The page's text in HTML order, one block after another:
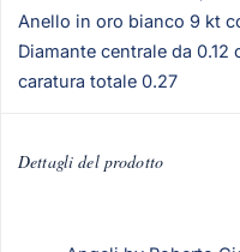
Anello in oro bianco 9 kt
Diamante centrale da
caratura totale 0.27
Dettagli del prodotto